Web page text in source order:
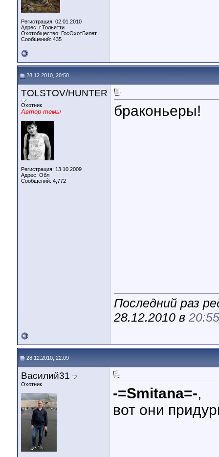
Регистрация: 02.01.2010
Адрес: г.Тольятти
Охотобщество: ГосОхотБилет.
Сообщений: 435
28.12.2010, 20:50
TOLSTOV/HUNTER
Охотник
Автор темы
Регистрация: 13.10.2009
Адрес: Обл
Сообщений: 4,772
браконьеры!
Последний раз
28.12.2010 в 20:55
28.12.2010, 22:09
Василий31
Охотник
-=Smitana=-,
вот они